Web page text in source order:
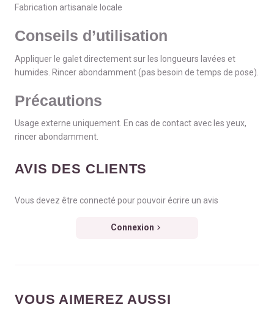
Fabrication artisanale locale
Conseils d’utilisation
Appliquer le galet directement sur les longueurs lavées et
humides. Rincer abondamment (pas besoin de temps de pose).
Précautions
Usage externe uniquement. En cas de contact avec les yeux,
rincer abondamment.
AVIS DES CLIENTS
Vous devez être connecté pour pouvoir écrire un avis
Connexion
VOUS AIMEREZ AUSSI